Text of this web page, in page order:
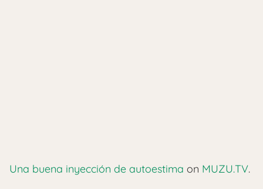
Una buena inyección de autoestima on MUZU.TV.